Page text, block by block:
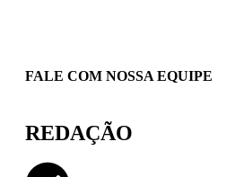
FALE COM NOSSA EQUIPE
REDAÇÃO